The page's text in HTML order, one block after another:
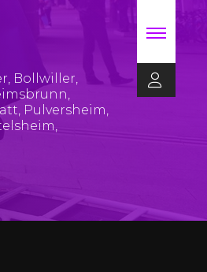
, Bollwiller,
,
, Pulversheim,
,